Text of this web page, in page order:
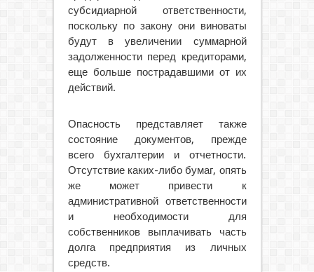
субсидиарной ответственности,
поскольку по закону они виноваты
будут в увеличении суммарной
задолженности перед кредиторами,
еще больше пострадавшими от их
действий.
Опасность представляет также
состояние документов, прежде
всего бухгалтерии и отчетности.
Отсутствие каких-либо бумаг, опять
же может привести к
административной ответственности
и необходимости для
собственников выплачивать часть
долга предприятия из личных
средств.